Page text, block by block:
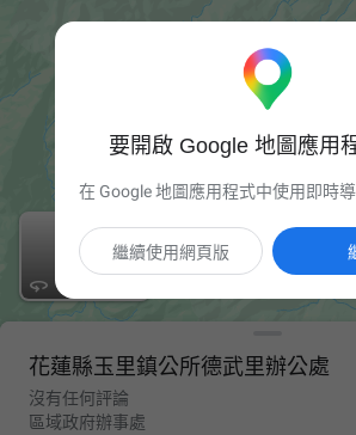

花蓮縣玉里鎮公所德武里辦公處
沒有任何評論
區域政府辦事處
要開啟 Google 地圖應用
在 Google 地圖應用程式中使用即時
繼續使用網頁版